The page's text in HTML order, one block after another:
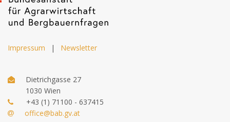
Impressum | Newsletter
Dietrichgasse 27
1030 Wien
+43 (1) 71100 - 637415
office@bab.gv.at